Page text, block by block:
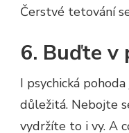
Čerstvé tetování
6. Buďte v
I psychická
důležitá. Nebojte
vydržíte to i vy. A